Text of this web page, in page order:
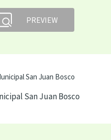
PREVIEW
San Juan Bosco
San Juan Bosco